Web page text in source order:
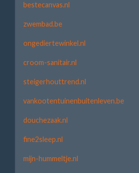
bestecanvas.nl
zwembad.be
ongediertewinkel.nl
croom-sanitair.nl
steigerhouttrend.nl
vankootentuinenbuitenleven.be
douchezaak.nl
fine2sleep.nl
mijn-hummeltje.nl